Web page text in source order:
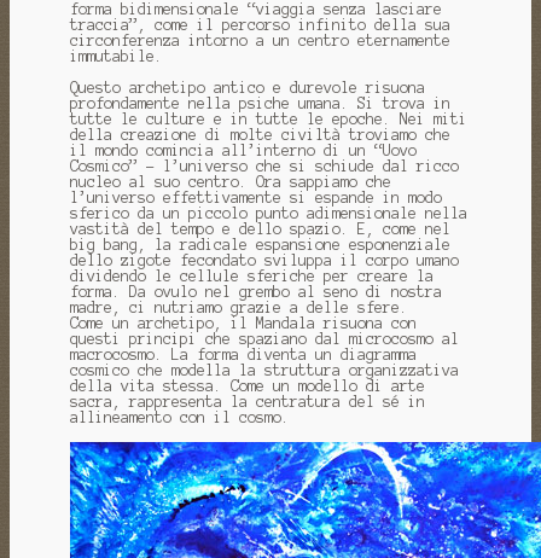
forma bidimensionale “viaggia senza lasciare
traccia”, come il percorso infinito della sua
circonferenza intorno a un centro eternamente
immutabile.
Questo archetipo antico e durevole risuona
profondamente nella psiche umana. Si trova in
tutte le culture e in tutte le epoche. Nei miti
della creazione di molte civiltà troviamo che
il mondo comincia all’interno di un “Uovo
Cosmico” – l’universo che si schiude dal ricco
nucleo al suo centro. Ora sappiamo che
l’universo effettivamente si espande in modo
sferico da un piccolo punto adimensionale nella
vastità del tempo e dello spazio. E, come nel
big bang, la radicale espansione esponenziale
dello zigote fecondato sviluppa il corpo umano
dividendo le cellule sferiche per creare la
forma. Da ovulo nel grembo al seno di nostra
madre, ci nutriamo grazie a delle sfere.
Come un archetipo, il Mandala risuona con
questi principi che spaziano dal microcosmo al
macrocosmo. La forma diventa un diagramma
cosmico che modella la struttura organizzativa
della vita stessa. Come un modello di arte
sacra, rappresenta la centratura del sé in
allineamento con il cosmo.